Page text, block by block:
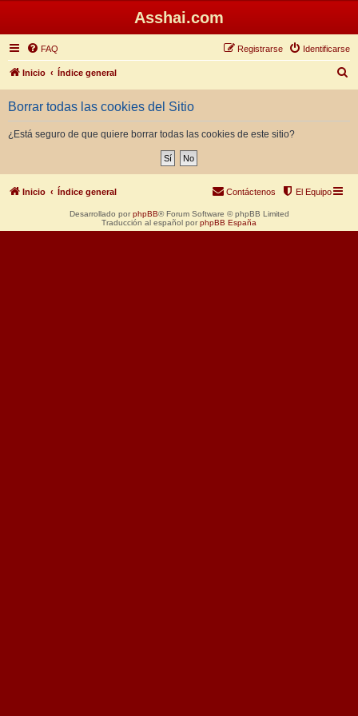
Asshai.com
FAQ Identificarse
Registrarse
Inicio Índice general
u
Borrar todas las cookies del Sitio
¿Está seguro de que quiere borrar todas las cookies de este sitio?
Inicio Índice general El Equipo
Contáctenos
Desarrollado por phpBB® Forum Software © phpBB Limited
Traducción al español por phpBB España